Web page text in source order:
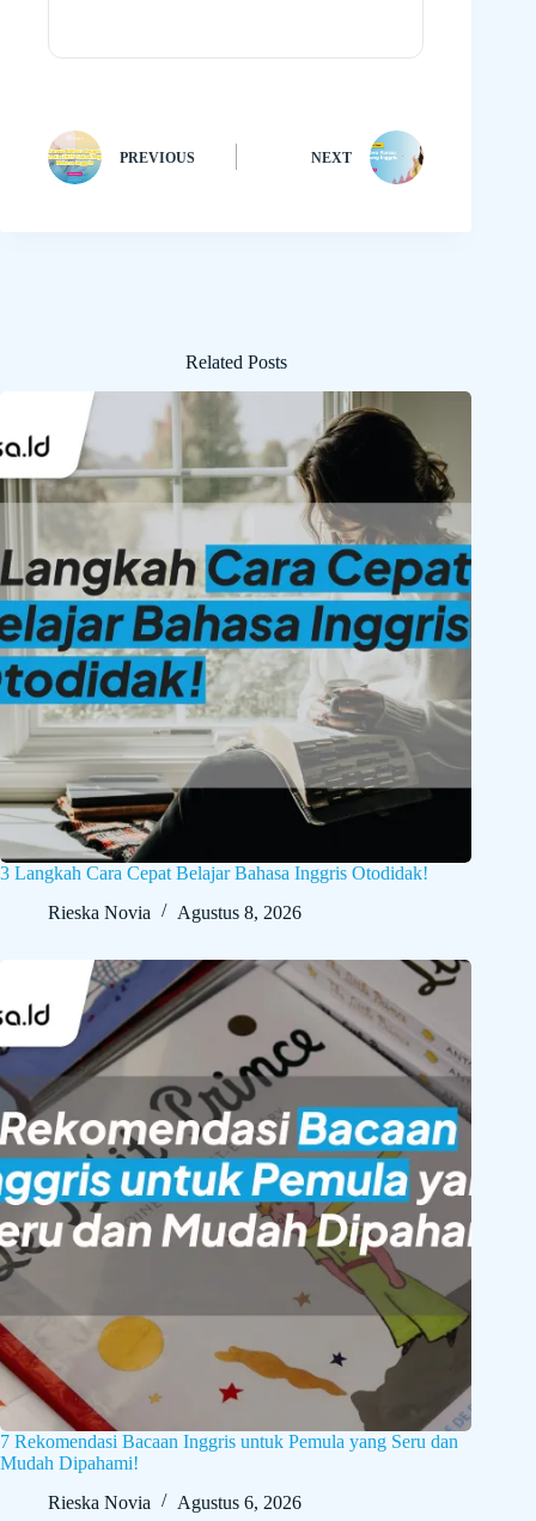
PREVIOUS NEXT
Related Posts
3 Langkah Cara Cepat Belajar Bahasa Inggris Otodidak!
Rieska Novia
Agustus 8, 2026
7 Rekomendasi Bacaan Inggris untuk Pemula yang Seru dan
Mudah Dipahami!
Rieska Novia
Agustus 6, 2026